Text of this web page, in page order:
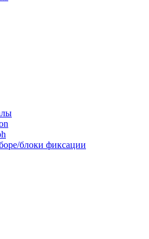
блоки фиксации